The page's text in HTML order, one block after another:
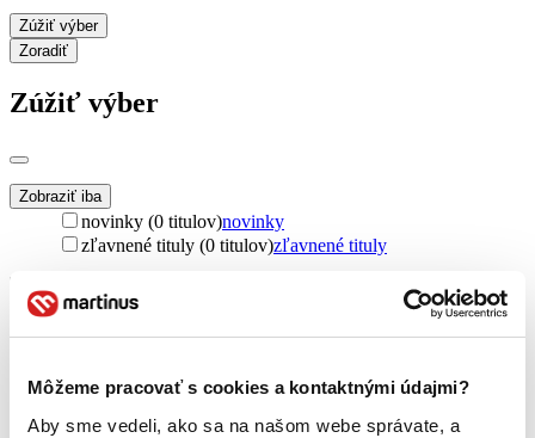
Môžeme pracovať s cookies a kontaktnými údajmi?
Aby sme vedeli, ako sa na našom webe správate, a
Zúžiť výber
Zoradiť
Zúžiť výber
Zobraziť iba
novinky (0 titulov)novinky
zľavnené tituly (0 titulov)zľavnené tituly
Dostupnosť
na centrálnom sklade (0 titulov)
na centrálnom sklade
predpredaj (0 titulov)predpredaj
dostupná (bez vypredaných) (0 titulov)dostupná (bez